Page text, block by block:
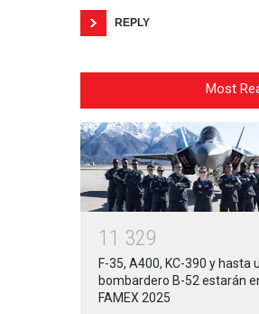
REPLY
Most
1 1 329
F-35, A400, KC-390 y hasta
bombardero B-52 estarán
FAMEX 2025